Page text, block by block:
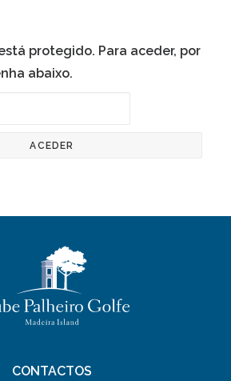
protegido. Para aceder, por
abaixo.
CONTACTOS